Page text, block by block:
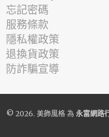
忘記密碼
服務條款
隱私權政策
退換貨政策
防詐騙宣導
© 2026. 美飾風格為 永富網路